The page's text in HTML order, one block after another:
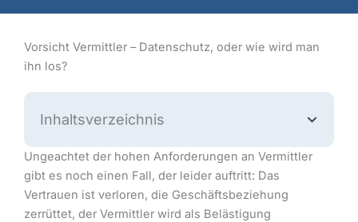
Vorsicht Vermittler – Datenschutz, oder wie wird man
ihn los?
Inhaltsverzeichnis
Ungeachtet der hohen Anforderungen an Vermittler
gibt es noch einen Fall, der leider auftritt: Das
Vertrauen ist verloren, die Geschäftsbeziehung
zerrüttet, der Vermittler wird als Belästigung